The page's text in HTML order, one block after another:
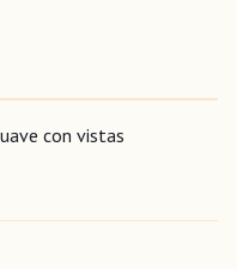
con vistas